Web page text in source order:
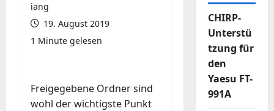
iang
19. August 2019
1 Minute gelesen
Freigegebene Ordner sind
wohl der wichtigste Punkt
CHIRP-
Unterstü
tzung für
den
Yaesu FT-
991A